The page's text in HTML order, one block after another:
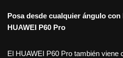
Posa desde cualquier ángulo con
HUAWEI P60 Pro
El HUAWEI P60 Pro también viene